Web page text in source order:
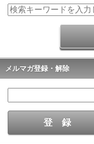
メルマガ登録・解除